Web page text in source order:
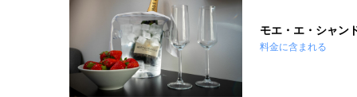
モエ・エ・シャン
料金に含まれる